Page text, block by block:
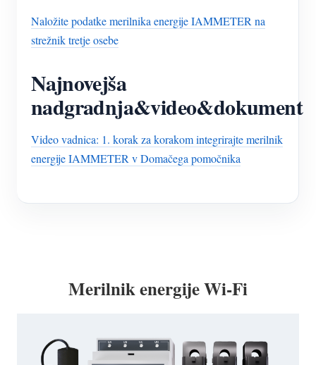
Naložite podatke merilnika energije IAMMETER na
strežnik tretje osebe
Najnovejša
nadgradnja&video&dokument
Video vadnica: 1. korak za korakom integrirajte merilnik
energije IAMMETER v Domačega pomočnika
Merilnik energije Wi-Fi